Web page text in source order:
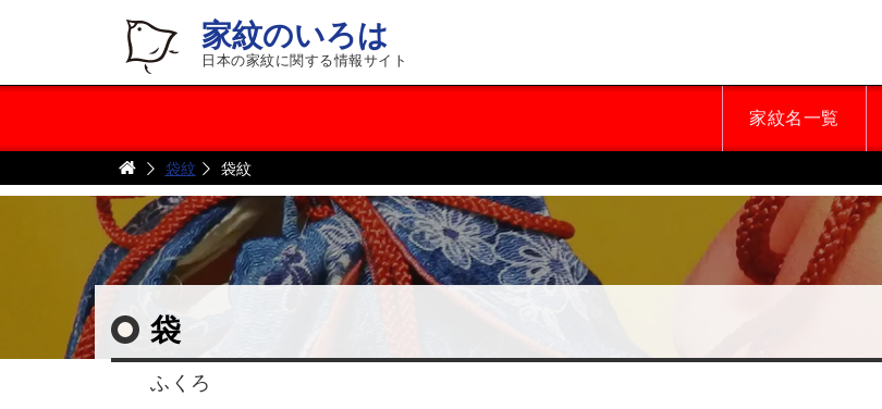
家紋のいろは
日本の家紋に関する情報サイト
家紋名一覧
袋紋 袋紋
袋
ふくろ